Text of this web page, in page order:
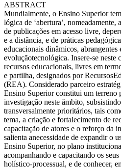
ABSTRACT
Mundialmente, o Ensino Superior
lógica de ‘abertura’,
de publicações em acesso livre,
e a distância, e de práticas
educacionais dinâmicos, abrangentes
evoluçãotecnológica. Insere-se neste
recursos educacionais, livres em
e partilha, designados por
(REA). Considerado parceiro
Ensino Superior constitui um terreno
investigação neste âmbito,
transversalmente prioritários, tais
tema, a criação e fortalecimento de
capacitação de atores e o reforço da
salienta anecessidade de expandir o
Ensino Superior, no plano
acompanhando e capacitando os
holístico-processual, e de conhecer,